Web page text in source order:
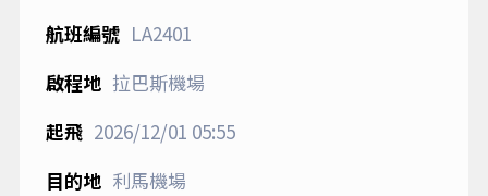
LA2401
拉巴斯機場
2026/12/01 05:55
利馬機場